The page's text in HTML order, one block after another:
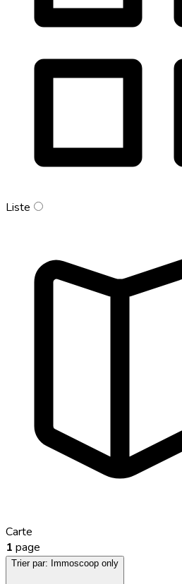
Liste
Carte
1 page
Trier par: Immoscoop only